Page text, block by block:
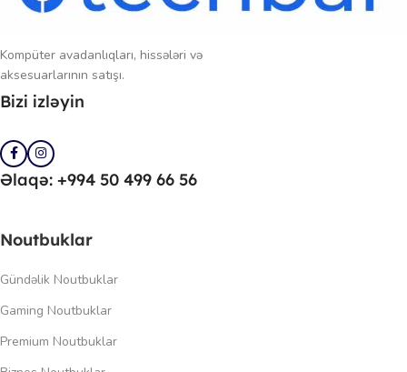
Kompüter avadanlıqları, hissələri və
aksesuarlarının satışı.
Bizi izləyin
Əlaqə: +994 50 499 66 56
Noutbuklar
Gündəlik Noutbuklar
Gaming Noutbuklar
Premium Noutbuklar